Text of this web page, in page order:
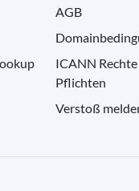
AGB
ICANN Rechte
Pflichten
Verstoß